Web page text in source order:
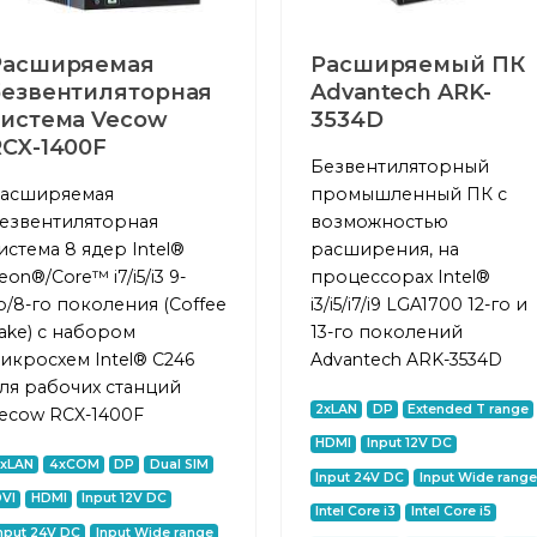
Vecow
1400F
8 ядер Intel®
Core™ i7/i5/i3 9-
8-го поколения (Coffee
с набором
Intel® C246
рабочих станций
RCX-1400F
4xCOM DP Dual SIM
HDMI Input 12V DC
24V DC Input Wide range
Расширяемый ПК
Advantech ARK-
3534D
Безвентиляторный
промышленный ПК с
возможностью
расширения, на
процессорах Intel®
i3/i5/i7/i9 LGA1700 12-го и
13-го поколений
Advantech ARK-3534D
2xLAN DP Extended T range
HDMI Input 12V DC
Input 24V DC Input Wide range
Intel Core i3 Intel Core i5